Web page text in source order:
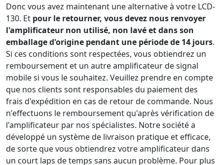
Donc vous avez maintenant une alternative à votre LCD-
130. Et pour le retourner, vous devez nous renvoyer
l'amplificateur non utilisé, non lavé et dans son
emballage d'origine pendant une période de 14 jours.
Si ces conditions sont respectées, vous obtiendrez un
remboursement et un autre amplificateur de signal
mobile si vous le souhaitez. Veuillez prendre en compte
que nos clients sont responsables du paiement des
frais d'expédition en cas de retour de commande. Nous
n'effectuons le remboursement qu'après vérification de
l'amplificateur par nos spécialistes. Notre société a
développé un système de livraison pratique et efficace,
de sorte que vous obtiendrez votre amplificateur dans
un court laps de temps sans aucun problème. Pour plus